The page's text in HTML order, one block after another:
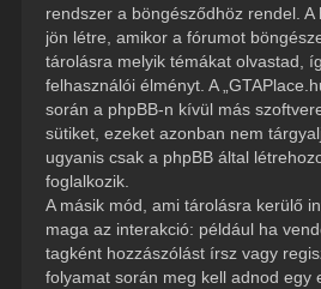
rendszer a böngésződhöz rendel.
jön létre, amikor a fórumot
tárolásra melyik témákat olvastad,
felhasználói élményt. A
során a phpBB-n kívül más
sütiket, ezeket azonban nem
ugyanis csak a phpBB által
foglalkozik.
A másik mód, ami tárolásra kerülő
maga az interakció: például ha
tagként hozzászólást írsz vagy
folyamat során meg kell adnod egy